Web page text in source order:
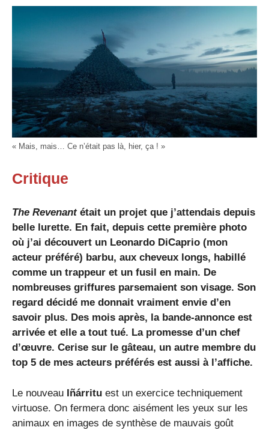
« Mais, mais… Ce n’était pas là, hier, ça ! »
Critique
The Revenantétait un projet que j’attendais depuis
belle lurette. En fait, depuis cette première photo
où j’ai découvert un Leonardo DiCaprio (mon
acteur préféré) barbu, aux cheveux longs, habillé
comme un trappeur et un fusil en main. De
nombreuses griffures parsemaient son visage. Son
regard décidé me donnait vraiment envie d’en
savoir plus. Des mois après, la bande-annonce est
arrivée et elle a tout tué. La promesse d’un chef
d’œuvre. Cerise sur le gâteau, un autre membre du
top 5 de mes acteurs préférés est aussi à l’affiche.
Le nouveau Iñárritu est un exercice techniquement
virtuose. On fermera donc aisément les yeux sur les
animaux en images de synthèse de mauvais goût